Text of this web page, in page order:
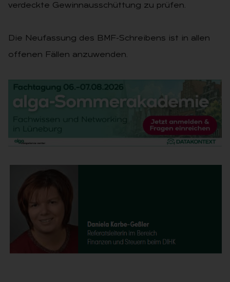
verdeckte Gewinnausschüttung zu prüfen.
Die Neufassung des BMF-Schreibens ist in allen
offenen Fällen anzuwenden.